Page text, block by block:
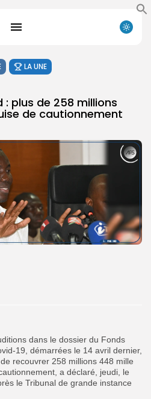
LA UNE
: plus de 258 millions
de cautionnement
dans le dossier du Fonds
19, démarrées le 14 avril dernier,
recouvrer 258 millions 448 mille
a déclaré, jeudi, le
le Tribunal de grande instance